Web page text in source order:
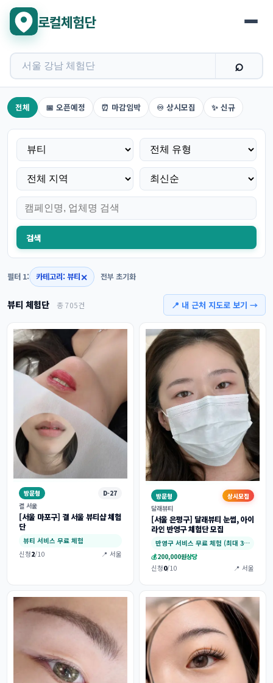
로컬체험단
뷰티 지역 체험단 검색
전체 📅 오픈예정 ⏰ 마감임박 ♾️ 상시모집 ✨ 신규
검색
필터 1: 카테고리: 뷰티✕ 전부 초기화
뷰티 체험단 총 705건 📍 내 근처 지도로 보기 →
방문형
D-27
결 서울
[서울 마포구] 결 서울 뷰티샵 체험
단
뷰티 서비스 무료 체험
신청2/10 📍 서울
방문형
상시모집
달래뷰티
[서울 은평구] 달래뷰티 눈썹, 아이
라인 반영구 체험단 모집
반영구 서비스 무료 체험 (최대 30만원)
💰200,000원상당
신청0/10 📍 서울